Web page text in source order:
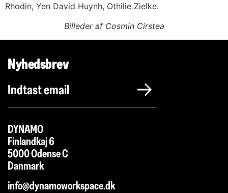
Rhodin, Yen David Huynh, Othilie Zielke.
Billeder af Cosmin Cirstea
Nyhedsbrev
DYNAMO
Finlandkaj 6
5000 Odense C
Danmark
info@dynamoworkspace.dk